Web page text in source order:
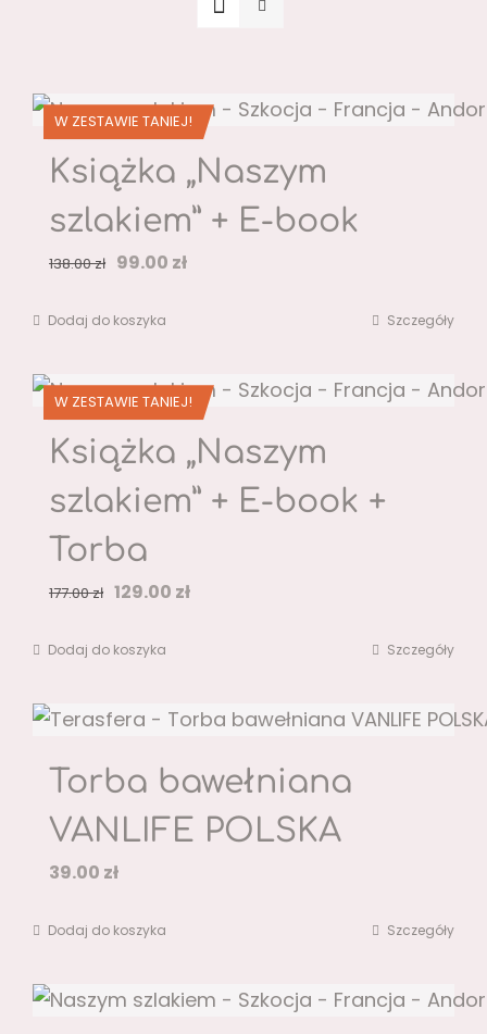
W ZESTAWIE TANIEJ!
Książka „Naszym
szlakiem” + E-book
138.00zł Pierwotna
wynosiła:
99.00 złAktualna
Dodaj do koszyka Szczegóły
W ZESTAWIE TANIEJ!
Książka „Naszym
szlakiem” + E-book +
Torba
177.00zł Pierwotna
wynosiła:
129.00 złAktualna
Dodaj do koszyka Szczegóły
Torba bawełniana
VANLIFE POLSKA
39.00 zł
Dodaj do koszyka Szczegóły